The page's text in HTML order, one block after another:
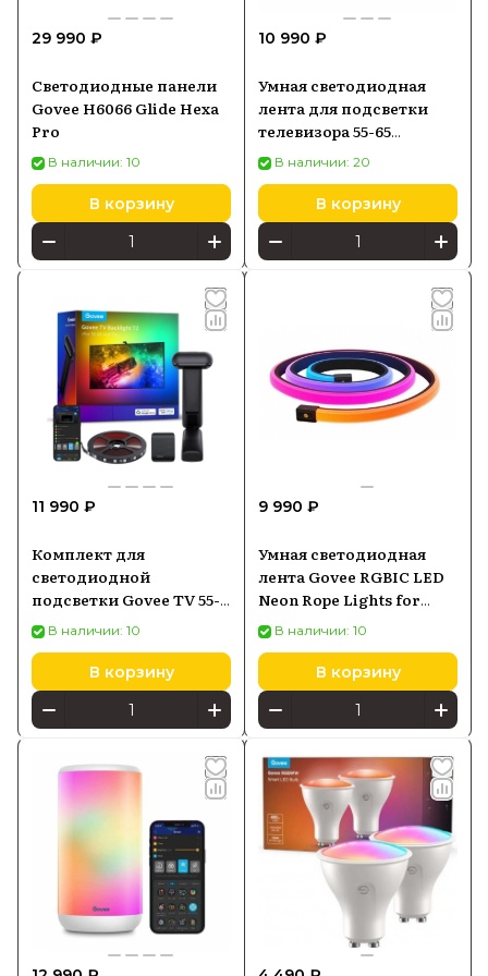
и быстрой доставкой по России по
29 990 ₽
Светодиодные панели
Govee H6066 Glide Hexa
Pro
В наличии: 10
В корзину
10 990 ₽
Умная светодиодная
лента для подсветки
телевизора 55-65
дюймов Govee WiFi RGB
Smart TV LED
В наличии: 20
В корзину
11 990 ₽
Комплект для
светодиодной
подсветки Govee TV 55-
65, Wi-Fi+Bluetooth
H605C
В наличии: 10
В корзину
9 990 ₽
Умная светодиодная
лента Govee RGBIC LED
Neon Rope Lights for
Desks 3м (H61C3)
В наличии: 10
В корзину